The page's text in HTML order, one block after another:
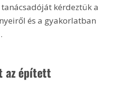
kérdeztük a
és a gyakorlatban
az épített